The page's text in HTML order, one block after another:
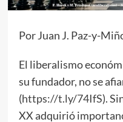
Por Juan J. Paz-y-
El liberalismo
su fundador, no se
(https://t.ly/74IfS).
XX adquirió